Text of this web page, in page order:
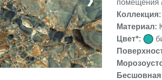
помещения
Коллекция:
Материал:
Цвет*:
Бесшовная